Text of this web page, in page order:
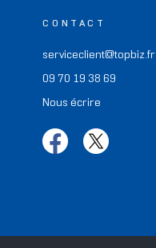
CONTACT
serviceclient@topbiz.fr
09 70 19 38 69
Nous écrire